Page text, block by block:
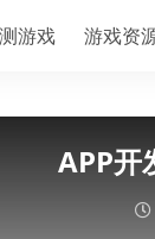
游戏 游戏资
APP开